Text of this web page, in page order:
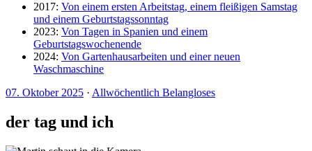
2017: Von einem ersten Arbeitstag, einem fleißigen Samstag
und einem Geburtstagssonntag
2023: Von Tagen in Spanien und einem
Geburtstagswochenende
2024: Von Gartenhausarbeiten und einer neuen
Waschmaschine
07. Oktober 2025 · Allwöchentlich Belangloses
der tag und ich